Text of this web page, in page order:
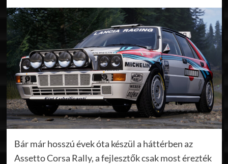
Bár már hosszú évek óta készül a háttérben az
Assetto Corsa Rally, a fejlesztők csak most érezték